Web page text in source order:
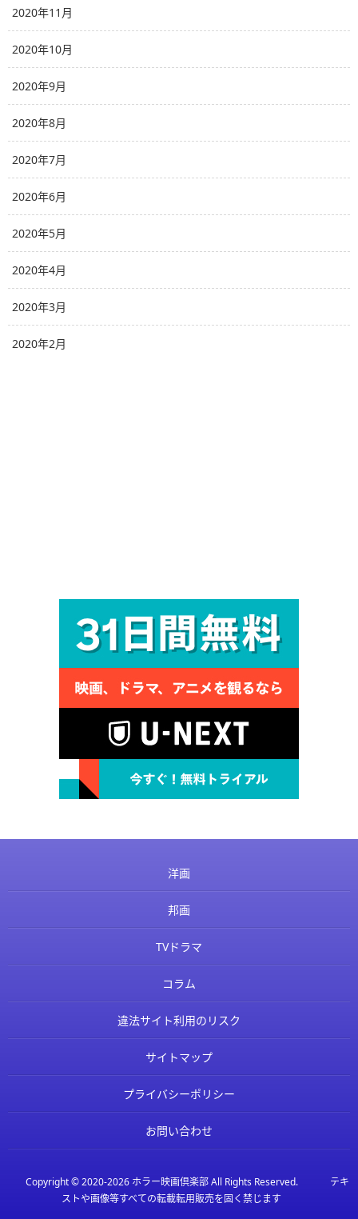
2020年11月
2020年10月
2020年9月
2020年8月
2020年7月
2020年6月
2020年5月
2020年4月
2020年3月
2020年2月
洋画
邦画
TVドラマ
コラム
違法サイト利用のリスク
サイトマップ
プライバシーポリシー
お問い合わせ
Copyright © 2020-2026 ホラー映画倶楽部All Rights Reserved.
テキ
ストや画像等すべての転載転用販売を固く禁じます